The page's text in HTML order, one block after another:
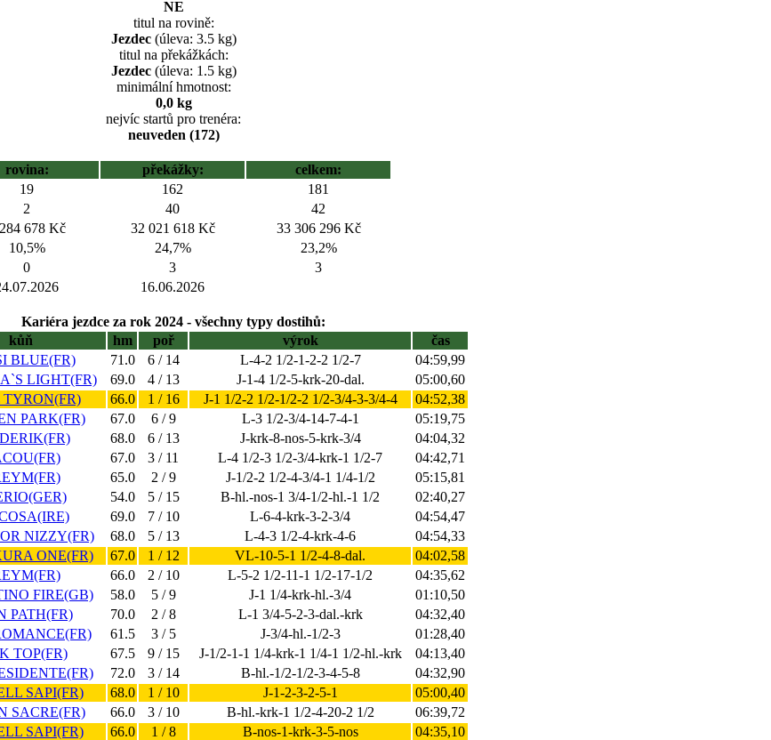
NE
titul na rovině:
Jezdec(úleva: 3.5 kg)
titul na překážkách:
Jezdec(úleva: 1.5 kg)
minimální hmotnost:
0,0 kg
nejvíc startů pro trenéra:
neuveden (172)
rovina: překážky:
celkem:
19 162
181
2 40
42
678 Kč 32 021 618 Kč
33 306 296 Kč
10,5% 24,7%
23,2%
0 3
3
16.06.2026
Kariéra jezdce za rok 2024 - všechny typy dostihů:
kůň hm poř výrok
čas
BLUE(FR) 71.0 6 / 14 L-4-2 1/2-1-2-2 1/2-7
04:59,99
LIGHT(FR) 69.0 4 / 13 J-1-4 1/2-5-krk-20-dal.
05:00,60
66.0 1 / 16 J-1 1/2-2 1/2-1/2-2 1/2-3/4-3-3/4-4
04:52,38
PARK(FR) 67.0 6 / 9 L-3 1/2-3/4-14-7-4-1
05:19,75
68.0 6 / 13 J-krk-8-nos-5-krk-3/4
04:04,32
67.0 3 / 11 L-4 1/2-3 1/2-3/4-krk-1 1/2-7
04:42,71
65.0 2 / 9 J-1/2-2 1/2-4-3/4-1 1/4-1/2
05:15,81
54.0 5 / 15 B-hl.-nos-1 3/4-1/2-hl.-1 1/2
02:40,27
69.0 7 / 10 L-6-4-krk-3-2-3/4
04:54,47
NIZZY(FR) 68.0 5 / 13 L-4-3 1/2-4-krk-4-6
04:54,33
ONE(FR) 67.0 1 / 12 VL-10-5-1 1/2-4-8-dal.
04:02,58
66.0 2 / 10 L-5-2 1/2-11-1 1/2-17-1/2
04:35,62
FIRE(GB) 58.0 5 / 9 J-1 1/4-krk-hl.-3/4
01:10,50
PATH(FR) 70.0 2 / 8 L-1 3/4-5-2-3-dal.-krk
04:32,40
61.5 3 / 5 J-3/4-hl.-1/2-3
01:28,40
TOP(FR) 67.5 9 / 15 J-1/2-1-1 1/4-krk-1 1/4-1 1/2-hl.-krk
04:13,40
72.0 3 / 14 B-hl.-1/2-1/2-3-4-5-8
04:32,90
SAPI(FR) 68.0 1 / 10 J-1-2-3-2-5-1
05:00,40
SACRE(FR) 66.0 3 / 10 B-hl.-krk-1 1/2-4-20-2 1/2
06:39,72
SAPI(FR) 66.0 1 / 8 B-nos-1-krk-3-5-nos
04:35,10